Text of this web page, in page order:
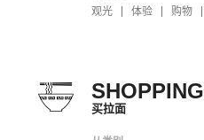
观光
体验 购物
SHOPPING
买拉面